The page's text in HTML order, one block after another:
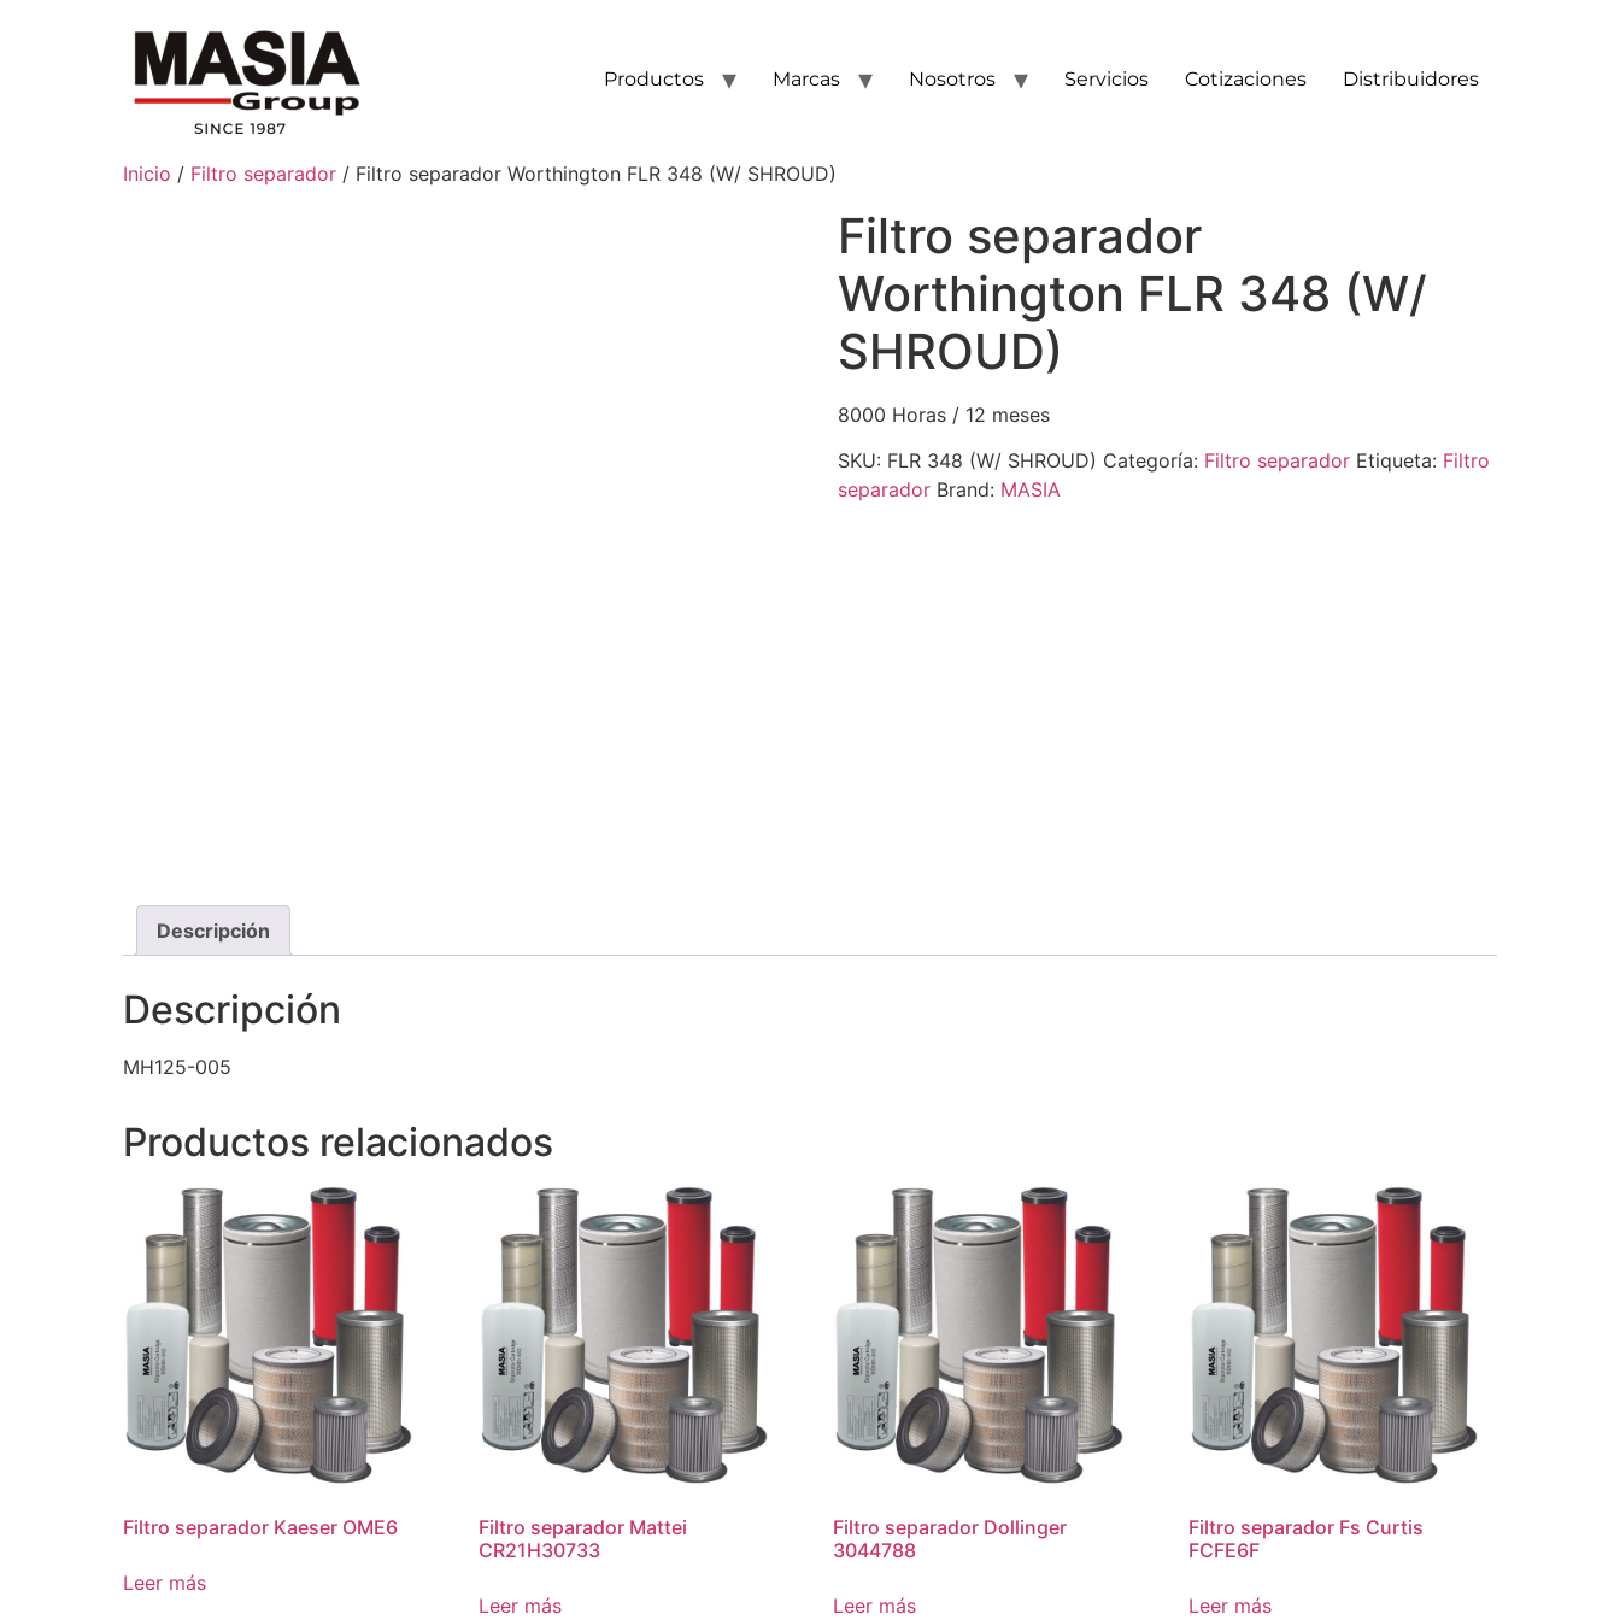
Productos Marcas Nosotros Servicios Cotizaciones Distribuidores
Inicio / Filtro separador / Filtro separador Worthington FLR 348 (W/ SHROUD)
Filtro separador
Worthington FLR 348 (W/
SHROUD)
8000 Horas / 12 meses
SKU: FLR 348 (W/ SHROUD) Categoría: Filtro separador Etiqueta: Filtro
separador Brand: MASIA
Descripción
Descripción
MH125-005
Productos relacionados
Filtro separador Kaeser OME6
Leer más
Filtro separador Mattei
CR21H30733
Leer más
Filtro separador Dollinger
3044788
Leer más
Filtro separador Fs Curtis
FCFE6F
Leer más